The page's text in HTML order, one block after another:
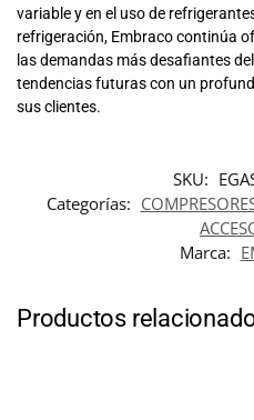
variable y en el uso de
refrigeración, Embraco continúa
las demandas más desafiantes
tendencias futuras con un
sus clientes.
SKU:
Categorías:
Marca:
Productos